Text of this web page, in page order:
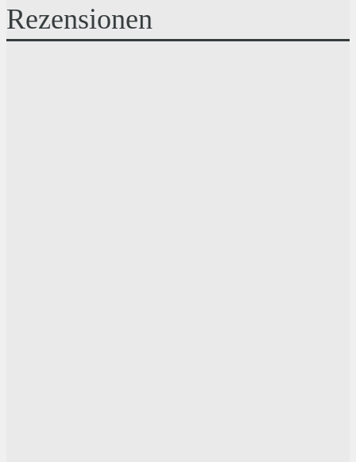
Rezensionen